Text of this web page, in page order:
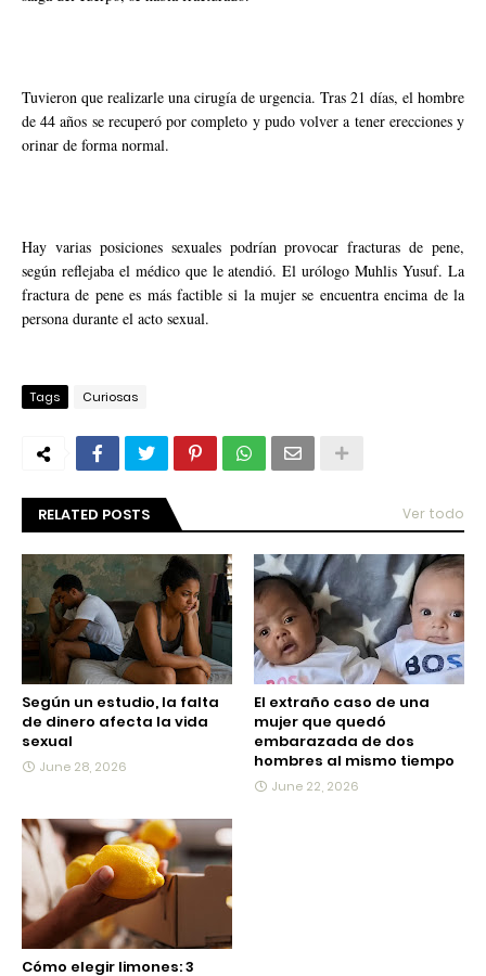
Tuvieron que realizarle una cirugía de urgencia. Tras 21 días, el hombre
de 44 años se recuperó por completo y pudo volver a tener erecciones y
orinar de forma normal.
Hay varias posiciones sexuales podrían provocar fracturas de pene,
según reflejaba el médico que le atendió. El urólogo Muhlis Yusuf. La
fractura de pene es más factible si la mujer se encuentra encima de la
persona durante el acto sexual.
Tags Curiosas
RELATED POSTS Ver todo
Según un estudio, la falta
de dinero afecta la vida
sexual
June 28, 2026
El extraño caso de una
mujer que quedó
embarazada de dos
hombres al mismo tiempo
June 22, 2026
Cómo elegir limones: 3